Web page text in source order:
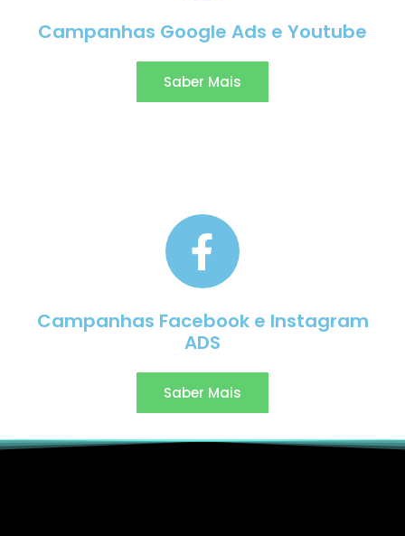
Campanhas Google Ads e Youtube​
Saber Mais
Campanhas Facebook e Instagram
ADS
Saber Mais